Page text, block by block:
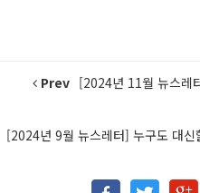
Prev [2024년 11월 뉴스레
[2024년 9월 뉴스레터] 누구도 대신